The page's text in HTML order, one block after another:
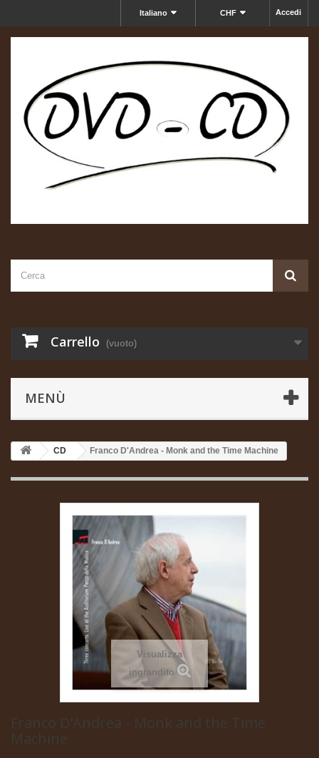
Accedi
CHF
Italiano
Carrello (vuoto)
MENÙ
CD Franco D'Andrea - Monk and the Time Machine
Visualizza
ingrandito
Franco D'Andrea - Monk and the Time
Machine